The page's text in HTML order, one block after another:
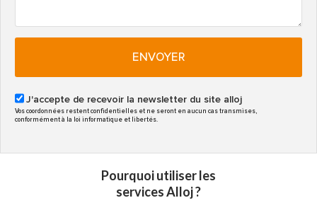
ENVOYER
J'accepte de recevoir la newsletter du site alloj
Vos coordonnées restent confidentielles et ne seront en aucun cas transmises,
conformément à la loi informatique et libertés.
Pourquoi utiliser les
services Alloj ?